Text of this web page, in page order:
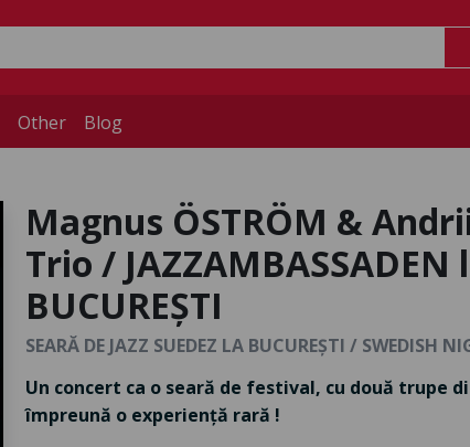
Other Blog
Magnus ÖSTRÖM &
Trio / JAZZAMBASSADEN
BUCUREȘTI
SEARĂ DE JAZZ SUEDEZ LA BUCUREȘTI / SWEDISH
Un concert ca o seară de festival, cu două
împreună o experiență rară !